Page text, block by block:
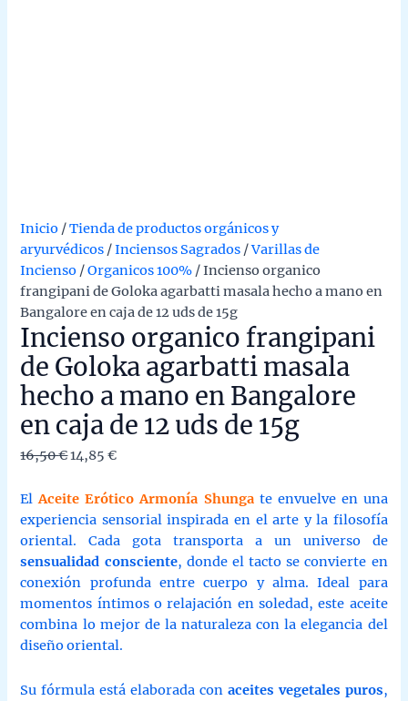
Inicio /Tienda de productos orgánicos y
aryurvédicos /Inciensos Sagrados /Varillas de
Incienso /Organicos 100% / Incienso organico
frangipani de Goloka agarbatti masala hecho a mano en
Bangalore en caja de 12 uds de 15g
Incienso organico frangipani
de Goloka agarbatti masala
hecho a mano en Bangalore
en caja de 12 uds de 15g
16,50€El
original
era:
16,50 €.
14,85€El
actual
es:
14,85 €.
ElAceite Erótico Armonía Shungate envuelve en una
experiencia sensorial inspirada en el arte y la filosofía
oriental. Cada gota transporta a un universo de
sensualidad consciente, donde el tacto se convierte en
conexión profunda entre cuerpo y alma. Ideal para
momentos íntimos o relajación en soledad, este aceite
combina lo mejor de la naturaleza con la elegancia del
diseño oriental.
Su fórmula está elaborada con aceites vegetales puros,